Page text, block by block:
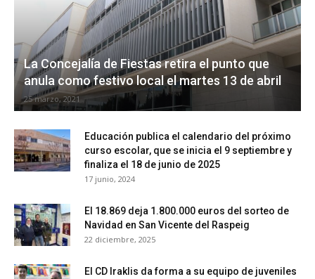
La Concejalía de Fiestas retira el punto que
anula como festivo local el martes 13 de abril
25 marzo, 2021
Educación publica el calendario del próximo
curso escolar, que se inicia el 9 septiembre y
finaliza el 18 de junio de 2025
17 junio, 2024
El 18.869 deja 1.800.000 euros del sorteo de
Navidad en San Vicente del Raspeig
22 diciembre, 2025
El CD Iraklis da forma a su equipo de juveniles